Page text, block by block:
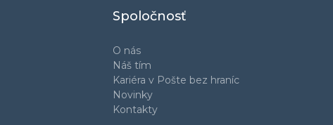
Spoločnosť
O nás
Náš tím
Kariéra v Pošte bez hraníc
Novinky
Kontakty